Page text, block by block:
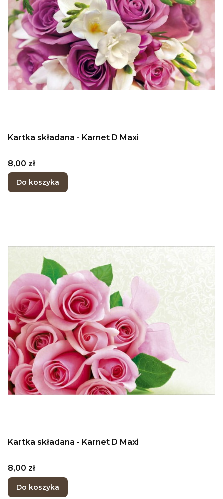
Kartka składana - Karnet D Maxi
Cena
8,00 zł
Do koszyka
Kartka składana - Karnet D Maxi
Cena
8,00 zł
Do koszyka